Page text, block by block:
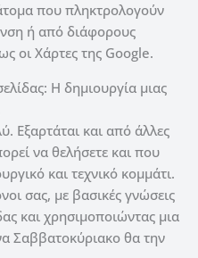
που πληκτρολογούν
ή από διάφορους
οι Χάρτες της Google.
Η δημιουργία μιας
Εξαρτάται και από άλλες
να θελήσετε και που
και τεχνικό κομμάτι.
σας, με βασικές γνώσεις
και χρησιμοποιώντας μια
Σαββατοκύριακο θα την